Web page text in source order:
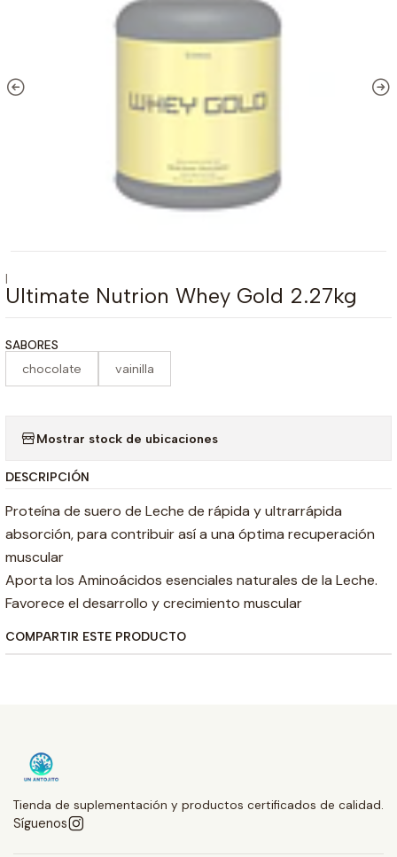
|
Ultimate Nutrion Whey Gold 2.27kg
SABORES
chocolate vainilla
Mostrar stock de ubicaciones
DESCRIPCIÓN
Proteína de suero de Leche de rápida y ultrarrápida
absorción, para contribuir así a una óptima recuperación
muscular
Aporta los Aminoácidos esenciales naturales de la Leche.
Favorece el desarrollo y crecimiento muscular
COMPARTIR ESTE PRODUCTO
Tienda de suplementación y productos certificados de calidad.
Síguenos